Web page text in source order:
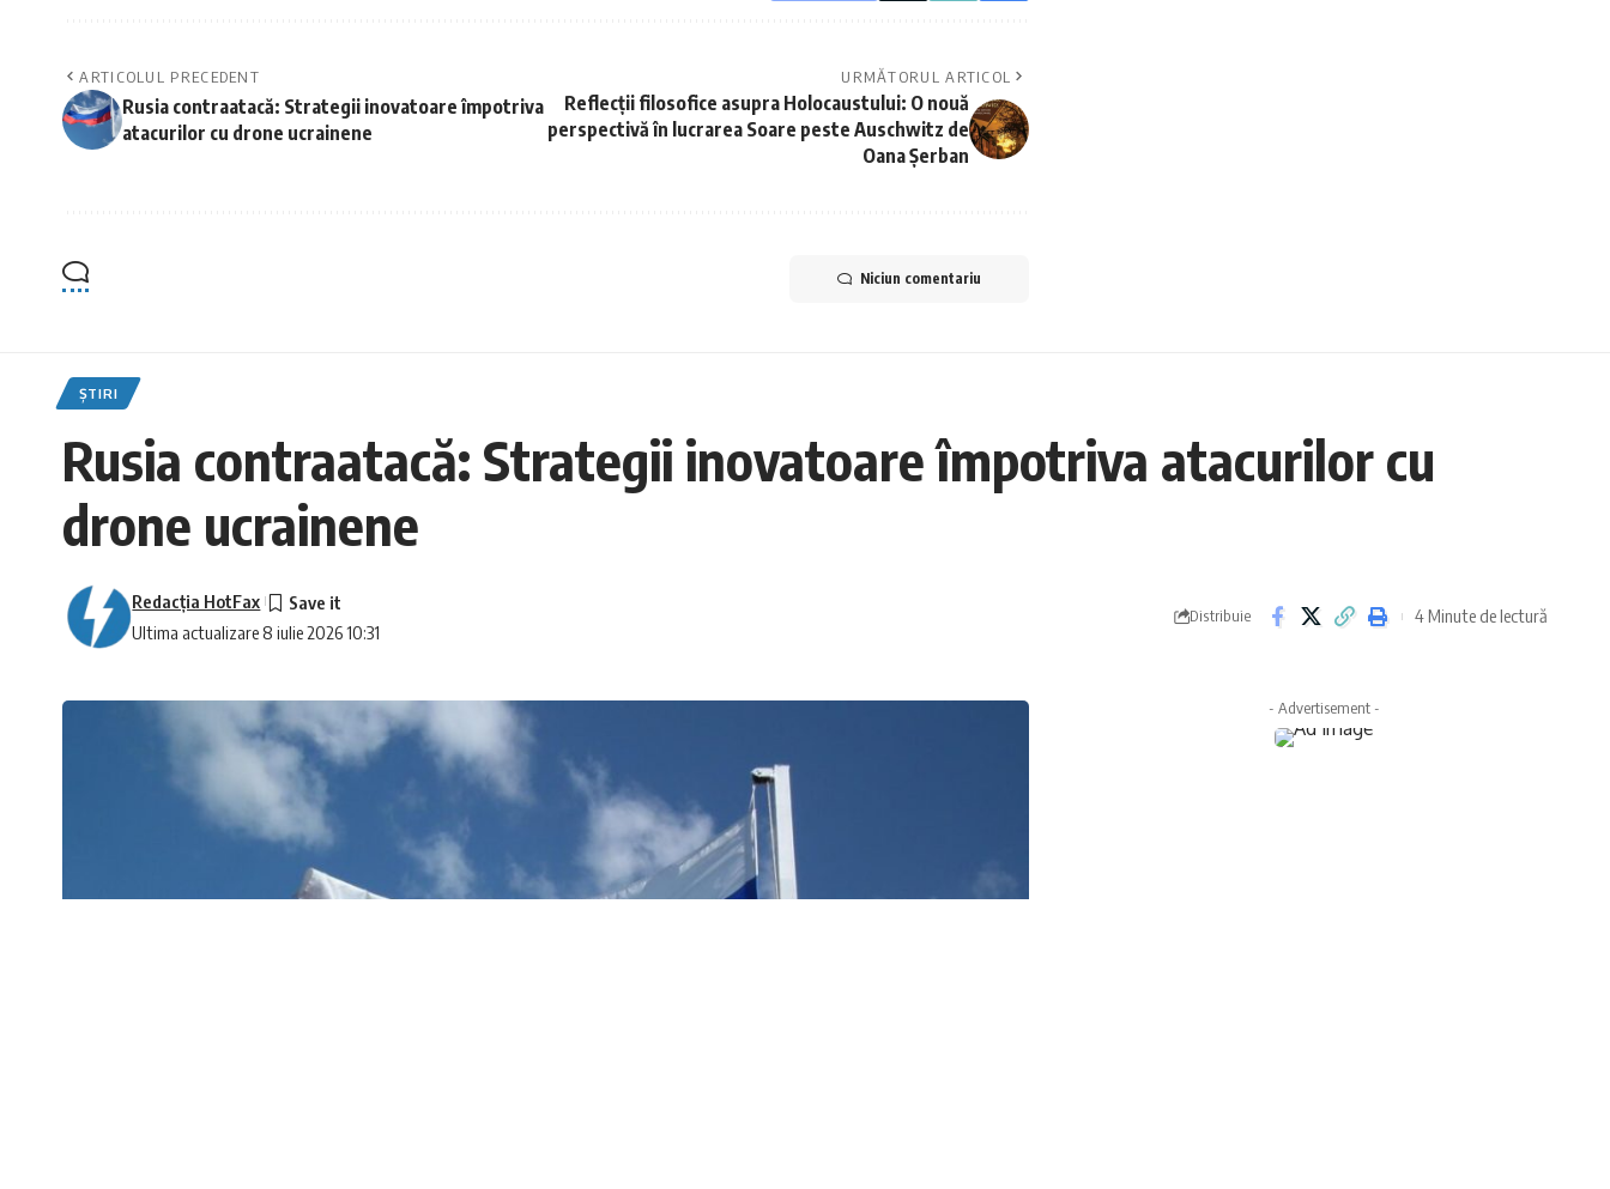
ARTICOLUL PRECEDENT
Rusia contraatacă: Strategii inovatoare împotriva
atacurilor cu drone ucrainene
URMĂTORUL ARTICOL
Reflecții filosofice asupra Holocaustului: O nouă
perspectivă în lucrarea Soare peste Auschwitz de
Oana Șerban
Niciun comentariu
ȘTIRI
Rusia contraatacă: Strategii inovatoare împotriva atacurilor cu
drone ucrainene
Ultima actualizare 8 iulie 2026 10:31
Redacţia HotFax
Distribuie 4 Minute de lectură
- Advertisement -